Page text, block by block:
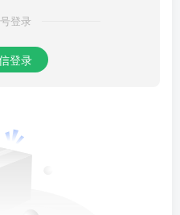
登录
登录